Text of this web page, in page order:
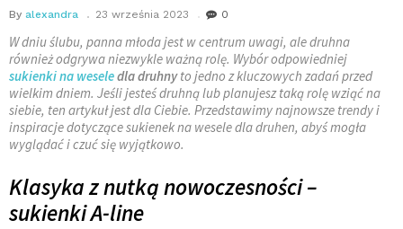
By alexandra 23 września 2023 0
W dniu ślubu, panna młoda jest w centrum uwagi, ale druhna
również odgrywa niezwykle ważną rolę. Wybór odpowiedniej
sukienki na weseledla druhnyto jedno z kluczowych zadań przed
wielkim dniem. Jeśli jesteś druhną lub planujesz taką rolę wziąć na
siebie, ten artykuł jest dla Ciebie. Przedstawimy najnowsze trendy i
inspiracje dotyczące sukienek na wesele dla druhen, abyś mogła
wyglądać i czuć się wyjątkowo.
Klasyka z nutką nowoczesności –
sukienki A-line